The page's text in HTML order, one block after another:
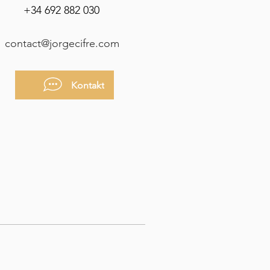
Kontakt
+34 692 882 030
contact@jorgecifre.com